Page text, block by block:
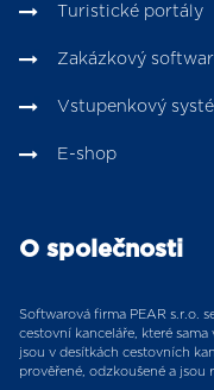
Turistické portály
Zakázkový
Vstupenkový
E-shop
O společnosti
Softwarová firma PEAR s.r.o.
cestovní kanceláře, které
jsou v desítkách cestovních
prověřené, odzkoušené a jsou